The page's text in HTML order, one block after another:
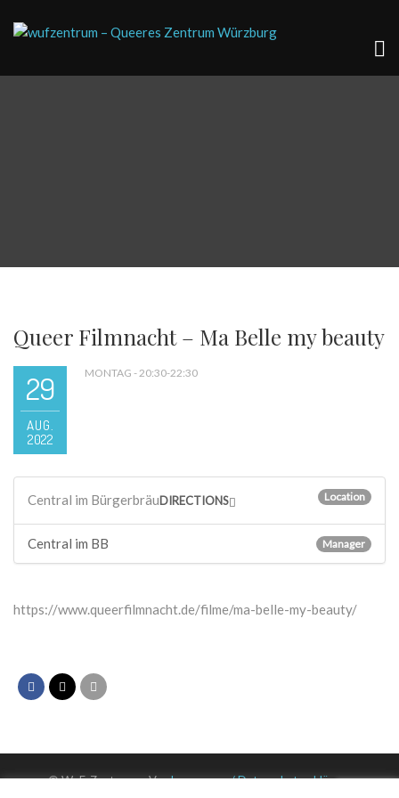
Queer Filmnacht – Ma Belle my beauty
29
AUG.
2022
MONTAG - 20:30-22:30
Central im Bürgerbräu Location
DIRECTIONS
Central im BB Manager
https://www.queerfilmnacht.de/filme/ma-belle-my-beauty/
© WuF-Zentrum e. V. –Impressum / Datenschutzerklärung